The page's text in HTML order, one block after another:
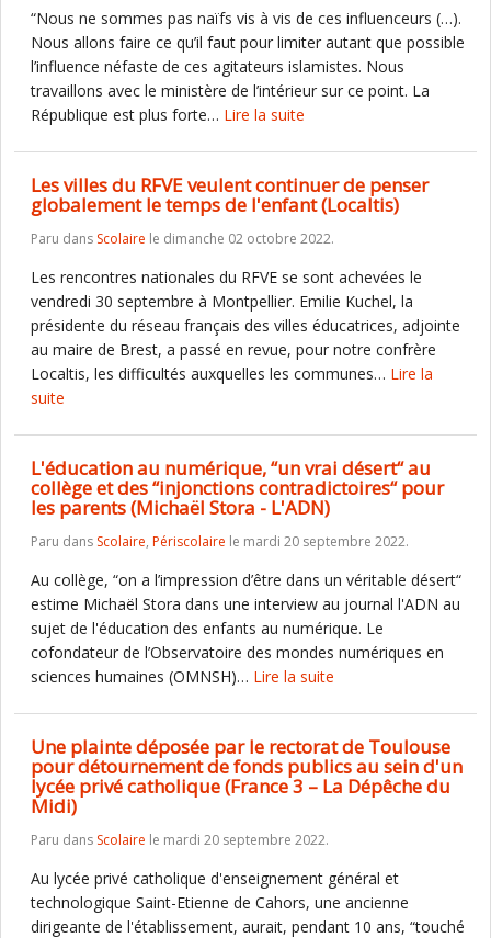
“Nous ne sommes pas naïfs vis à vis de ces influenceurs (…).
Nous allons faire ce qu’il faut pour limiter autant que possible
l’influence néfaste de ces agitateurs islamistes. Nous
travaillons avec le ministère de l’intérieur sur ce point. La
République est plus forte… Lire la suite
Les villes du RFVE veulent continuer de penser
globalement le temps de l'enfant (Localtis)
Paru dans Scolaire le dimanche 02 octobre 2022.
Les rencontres nationales du RFVE se sont achevées le
vendredi 30 septembre à Montpellier. Emilie Kuchel, la
présidente du réseau français des villes éducatrices, adjointe
au maire de Brest, a passé en revue, pour notre confrère
Localtis, les difficultés auxquelles les communes… Lire la
suite
L'éducation au numérique, “un vrai désert“ au
collège et des “injonctions contradictoires“ pour
les parents (Michaël Stora - L'ADN)
Paru dans Scolaire, Périscolaire le mardi 20 septembre 2022.
Au collège, “on a l’impression d’être dans un véritable désert“
estime Michaël Stora dans une interview au journal l'ADN au
sujet de l'éducation des enfants au numérique. Le
cofondateur de l’Observatoire des mondes numériques en
sciences humaines (OMNSH)… Lire la suite
Une plainte déposée par le rectorat de Toulouse
pour détournement de fonds publics au sein d'un
lycée privé catholique (France 3 – La Dépêche du
Midi)
Paru dans Scolaire le mardi 20 septembre 2022.
Au lycée privé catholique d'enseignement général et
technologique Saint-Etienne de Cahors, une ancienne
dirigeante de l'établissement, aurait, pendant 10 ans, “touché